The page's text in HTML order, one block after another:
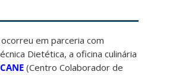
em parceria com
Dietética, a oficina culinária
(Centro Colaborador de